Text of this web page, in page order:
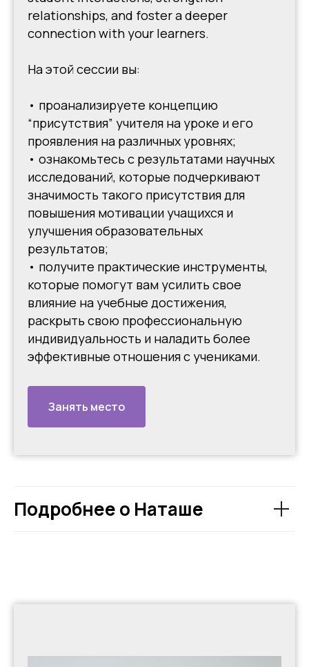
relationships, and foster a deeper
connection with your learners.
На этой сессии вы:
• проанализируете концепцию
“присутствия” учителя на уроке и его
проявления на различных уровнях;
• ознакомьтесь с результатами научных
исследований, которые подчеркивают
значимость такого присутствия для
повышения мотивации учащихся и
улучшения образовательных
результатов;
• получите практические инструменты,
которые помогут вам усилить свое
влияние на учебные достижения,
раскрыть свою профессиональную
индивидуальность и наладить более
эффективные отношения с учениками.
Занять место
Подробнее о Наташе